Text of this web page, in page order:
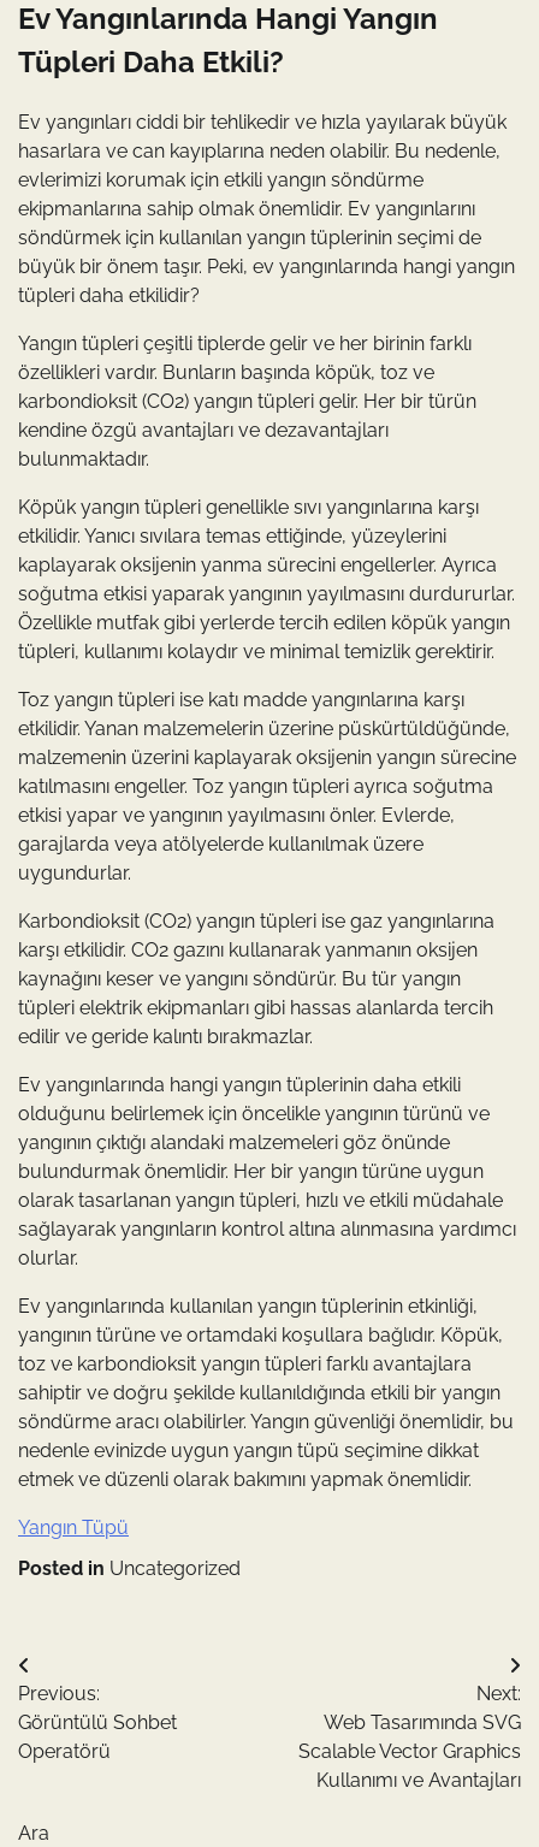
Ev Yangınlarında Hangi Yangın
Tüpleri Daha Etkili?
Ev yangınları ciddi bir tehlikedir ve hızla yayılarak büyük
hasarlara ve can kayıplarına neden olabilir. Bu nedenle,
evlerimizi korumak için etkili yangın söndürme
ekipmanlarına sahip olmak önemlidir. Ev yangınlarını
söndürmek için kullanılan yangın tüplerinin seçimi de
büyük bir önem taşır. Peki, ev yangınlarında hangi yangın
tüpleri daha etkilidir?
Yangın tüpleri çeşitli tiplerde gelir ve her birinin farklı
özellikleri vardır. Bunların başında köpük, toz ve
karbondioksit (CO2) yangın tüpleri gelir. Her bir türün
kendine özgü avantajları ve dezavantajları
bulunmaktadır.
Köpük yangın tüpleri genellikle sıvı yangınlarına karşı
etkilidir. Yanıcı sıvılara temas ettiğinde, yüzeylerini
kaplayarak oksijenin yanma sürecini engellerler. Ayrıca
soğutma etkisi yaparak yangının yayılmasını durdururlar.
Özellikle mutfak gibi yerlerde tercih edilen köpük yangın
tüpleri, kullanımı kolaydır ve minimal temizlik gerektirir.
Toz yangın tüpleri ise katı madde yangınlarına karşı
etkilidir. Yanan malzemelerin üzerine püskürtüldüğünde,
malzemenin üzerini kaplayarak oksijenin yangın sürecine
katılmasını engeller. Toz yangın tüpleri ayrıca soğutma
etkisi yapar ve yangının yayılmasını önler. Evlerde,
garajlarda veya atölyelerde kullanılmak üzere
uygundurlar.
Karbondioksit (CO2) yangın tüpleri ise gaz yangınlarına
karşı etkilidir. CO2 gazını kullanarak yanmanın oksijen
kaynağını keser ve yangını söndürür. Bu tür yangın
tüpleri elektrik ekipmanları gibi hassas alanlarda tercih
edilir ve geride kalıntı bırakmazlar.
Ev yangınlarında hangi yangın tüplerinin daha etkili
olduğunu belirlemek için öncelikle yangının türünü ve
yangının çıktığı alandaki malzemeleri göz önünde
bulundurmak önemlidir. Her bir yangın türüne uygun
olarak tasarlanan yangın tüpleri, hızlı ve etkili müdahale
sağlayarak yangınların kontrol altına alınmasına yardımcı
olurlar.
Ev yangınlarında kullanılan yangın tüplerinin etkinliği,
yangının türüne ve ortamdaki koşullara bağlıdır. Köpük,
toz ve karbondioksit yangın tüpleri farklı avantajlara
sahiptir ve doğru şekilde kullanıldığında etkili bir yangın
söndürme aracı olabilirler. Yangın güvenliği önemlidir, bu
nedenle evinizde uygun yangın tüpü seçimine dikkat
etmek ve düzenli olarak bakımını yapmak önemlidir.
Yangın Tüpü
Posted in Uncategorized
Yazı
gezinmesi
Previous:
Görüntülü Sohbet
Operatörü
Next:
Web Tasarımında SVG
Scalable Vector Graphics
Kullanımı ve Avantajları
Ara